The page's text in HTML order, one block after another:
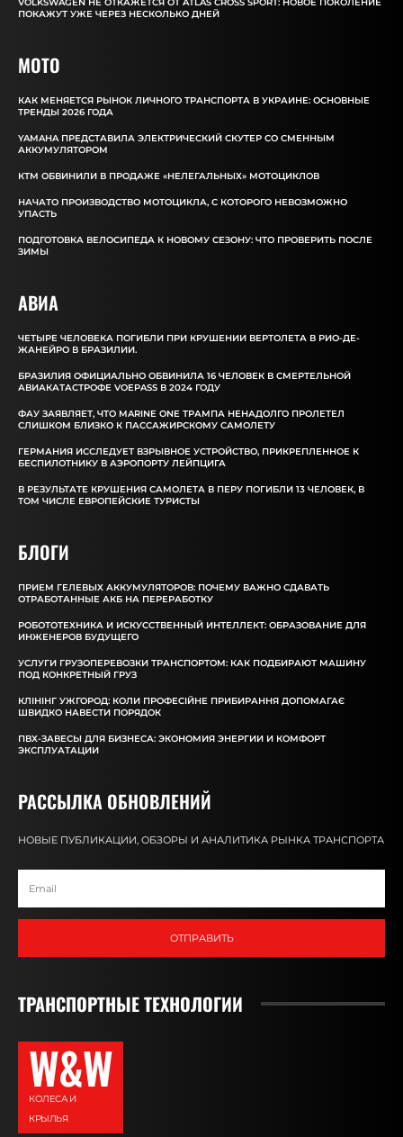
VOLKSWAGEN НЕ ОТКАЖЕТСЯ ОТ ATLAS CROSS SPORT: НОВОЕ ПОКОЛЕНИЕ
ПОКАЖУТ УЖЕ ЧЕРЕЗ НЕСКОЛЬКО ДНЕЙ
MOTO
КАК МЕНЯЕТСЯ РЫНОК ЛИЧНОГО ТРАНСПОРТА В УКРАИНЕ: ОСНОВНЫЕ
ТРЕНДЫ 2026 ГОДА
YAMAHA ПРЕДСТАВИЛА ЭЛЕКТРИЧЕСКИЙ СКУТЕР СО СМЕННЫМ
АККУМУЛЯТОРОМ
КТМ ОБВИНИЛИ В ПРОДАЖЕ «НЕЛЕГАЛЬНЫХ» МОТОЦИКЛОВ
НАЧАТО ПРОИЗВОДСТВО МОТОЦИКЛА, С КОТОРОГО НЕВОЗМОЖНО
УПАСТЬ
ПОДГОТОВКА ВЕЛОСИПЕДА К НОВОМУ СЕЗОНУ: ЧТО ПРОВЕРИТЬ ПОСЛЕ
ЗИМЫ
АВИА
ЧЕТЫРЕ ЧЕЛОВЕКА ПОГИБЛИ ПРИ КРУШЕНИИ ВЕРТОЛЕТА В РИО-ДЕ-
ЖАНЕЙРО В БРАЗИЛИИ.
БРАЗИЛИЯ ОФИЦИАЛЬНО ОБВИНИЛА 16 ЧЕЛОВЕК В СМЕРТЕЛЬНОЙ
АВИАКАТАСТРОФЕ VOEPASS В 2024 ГОДУ
ФАУ ЗАЯВЛЯЕТ, ЧТО MARINE ONE ТРАМПА НЕНАДОЛГО ПРОЛЕТЕЛ
СЛИШКОМ БЛИЗКО К ПАССАЖИРСКОМУ САМОЛЕТУ
ГЕРМАНИЯ ИССЛЕДУЕТ ВЗРЫВНОЕ УСТРОЙСТВО, ПРИКРЕПЛЕННОЕ К
БЕСПИЛОТНИКУ В АЭРОПОРТУ ЛЕЙПЦИГА
В РЕЗУЛЬТАТЕ КРУШЕНИЯ САМОЛЕТА В ПЕРУ ПОГИБЛИ 13 ЧЕЛОВЕК, В
ТОМ ЧИСЛЕ ЕВРОПЕЙСКИЕ ТУРИСТЫ
БЛОГИ
ПРИЕМ ГЕЛЕВЫХ АККУМУЛЯТОРОВ: ПОЧЕМУ ВАЖНО СДАВАТЬ
ОТРАБОТАННЫЕ АКБ НА ПЕРЕРАБОТКУ
РОБОТОТЕХНИКА И ИСКУССТВЕННЫЙ ИНТЕЛЛЕКТ: ОБРАЗОВАНИЕ ДЛЯ
ИНЖЕНЕРОВ БУДУЩЕГО
УСЛУГИ ГРУЗОПЕРЕВОЗКИ ТРАНСПОРТОМ: КАК ПОДБИРАЮТ МАШИНУ
ПОД КОНКРЕТНЫЙ ГРУЗ
КЛІНІНГ УЖГОРОД: КОЛИ ПРОФЕСІЙНЕ ПРИБИРАННЯ ДОПОМАГАЄ
ШВИДКО НАВЕСТИ ПОРЯДОК
ПВХ-ЗАВЕСЫ ДЛЯ БИЗНЕСА: ЭКОНОМИЯ ЭНЕРГИИ И КОМФОРТ
ЭКСПЛУАТАЦИИ
РАССЫЛКА ОБНОВЛЕНИЙ
НОВЫЕ ПУБЛИКАЦИИ, ОБЗОРЫ И АНАЛИТИКА РЫНКА ТРАНСПОРТА
ОТПРАВИТЬ
ТРАНСПОРТНЫЕ ТЕХНОЛОГИИ
W&W
КОЛЕСА И
КРЫЛЬЯ